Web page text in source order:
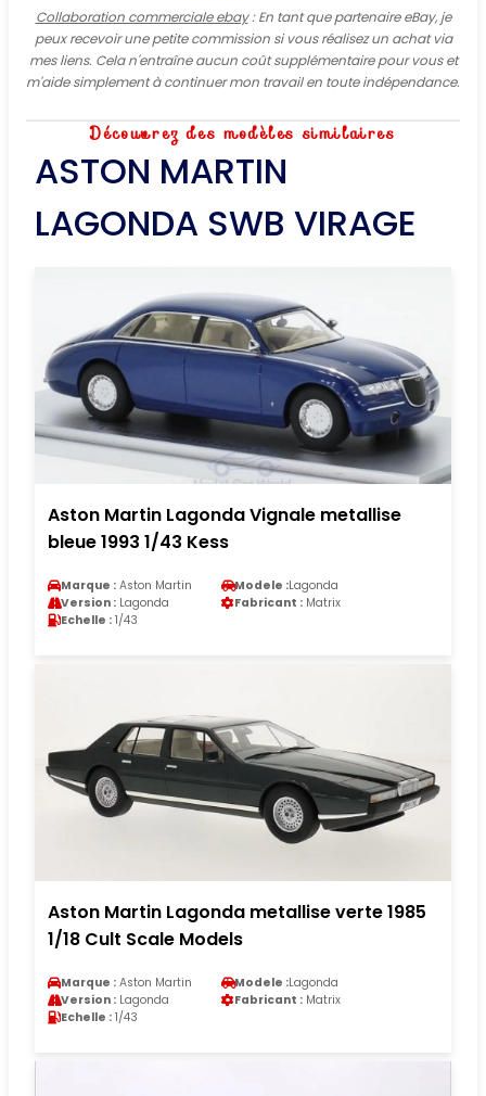
Collaboration commerciale ebay: En tant que partenaire eBay, je
peux recevoir une petite commission si vous réalisez un achat via
mes liens. Cela n'entraîne aucun coût supplémentaire pour vous et
m'aide simplement à continuer mon travail en toute indépendance.
Découvrez des modèles similaires
ASTON MARTIN
LAGONDA SWB VIRAGE
Aston Martin Lagonda Vignale metallise
bleue 1993 1/43 Kess
Marque : Aston Martin Modele :Lagonda
Version : Lagonda Fabricant : Matrix
Echelle : 1/43
Aston Martin Lagonda metallise verte 1985
1/18 Cult Scale Models
Marque : Aston Martin Modele :Lagonda
Version : Lagonda Fabricant : Matrix
Echelle : 1/43